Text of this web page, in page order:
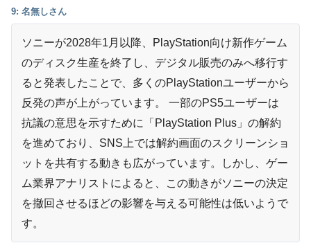
9: 名無しさん
ソニーが2028年1月以降、PlayStation向け新作ゲーム
のディスク生産を終了し、デジタル販売のみへ移行す
ると発表したことで、多くのPlayStationユーザーから
反発の声が上がっています。 一部のPS5ユーザーは
抗議の意思を示すために「PlayStation Plus」の解約
を進めており、SNS上では解約画面のスクリーンショ
ットを共有する動きも広がっています。しかし、ゲー
ム業界アナリストによると、この動きがソニーの決定
を撤回させるほどの影響を与える可能性は低いようで
す。